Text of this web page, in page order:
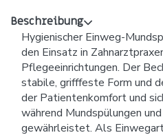
Beschreibung
Hygienischer Einweg-
den Einsatz in
Pflegeeinrichtungen. Der
stabile, grifffeste Form und
der Patientenkomfort und
während Mundspülungen
gewährleistet. Als